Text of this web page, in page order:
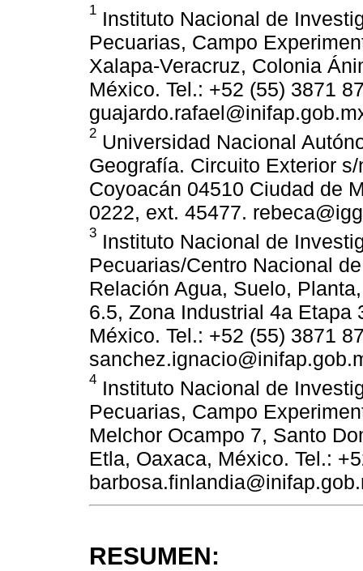
1 Instituto Nacional de
Pecuarias, Campo
Xalapa-Veracruz, Colonia
México. Tel.: +52 (55) 3871
2 Universidad Nacional
Geografía. Circuito Exterior
Coyoacán 04510 Ciudad de
0222, ext. 45477.
3 Instituto Nacional de
Pecuarias/Centro Nacional
Relación Agua, Suelo,
6.5, Zona Industrial 4a Etapa
México. Tel.: +52 (55) 3871
4 Instituto Nacional de
Pecuarias, Campo
Melchor Ocampo 7, Santo
Etla, Oaxaca, México. Tel.:
RESUMEN: